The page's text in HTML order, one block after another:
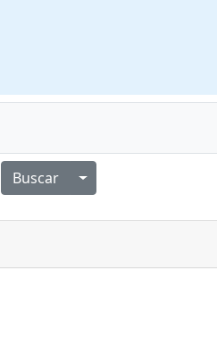
Alternar menú